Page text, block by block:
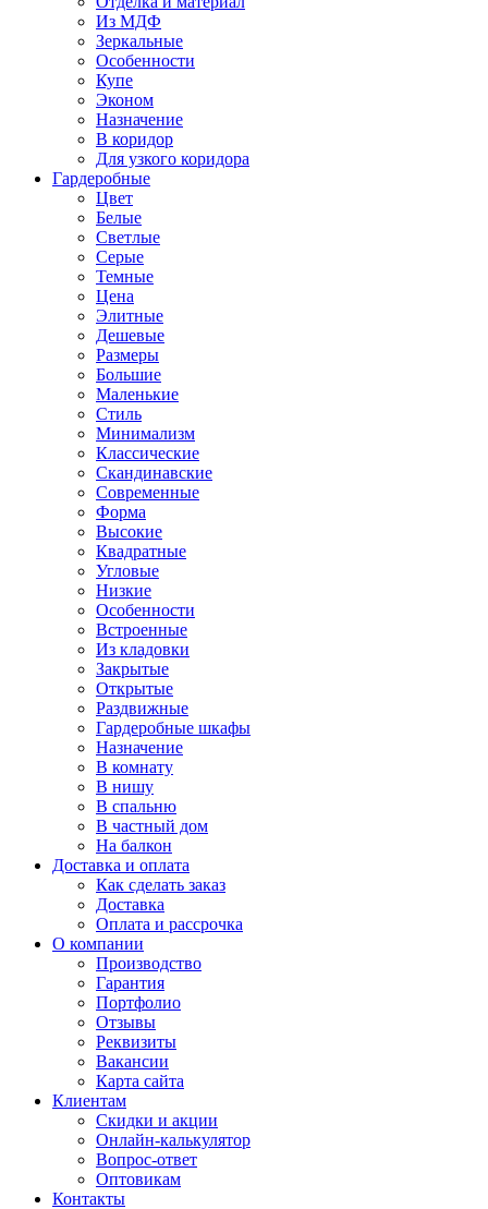
Из МДФ
Зеркальные
Особенности
Купе
Эконом
Назначение
В коридор
Для узкого коридора
Гардеробные
Цвет
Белые
Светлые
Серые
Темные
Цена
Элитные
Дешевые
Размеры
Большие
Маленькие
Стиль
Минимализм
Классические
Скандинавские
Современные
Форма
Высокие
Квадратные
Угловые
Низкие
Особенности
Встроенные
Из кладовки
Закрытые
Открытые
Раздвижные
Гардеробные шкафы
Назначение
В комнату
В нишу
В спальню
В частный дом
На балкон
Доставка и оплата
Как сделать заказ
Доставка
Оплата и рассрочка
О компании
Производство
Гарантия
Портфолио
Отзывы
Реквизиты
Вакансии
Карта сайта
Клиентам
Скидки и акции
Онлайн-калькулятор
Вопрос-ответ
Оптовикам
Контакты